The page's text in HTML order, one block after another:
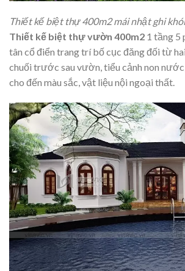
Thiết kế biệt thự 400m2 mái nhật ghi
Thiết kế biệt thự vườn 400m2 1 tầng 5
tân cổ điển trang trí bố cục đăng đối từ
chuối trước sau vườn, tiểu cảnh non
cho đến màu sắc, vật liệu nội ngoại thất.